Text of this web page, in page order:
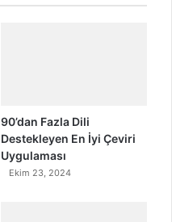
90’dan Fazla Dili
Destekleyen En İyi Çeviri
Uygulaması
Ekim 23, 2024